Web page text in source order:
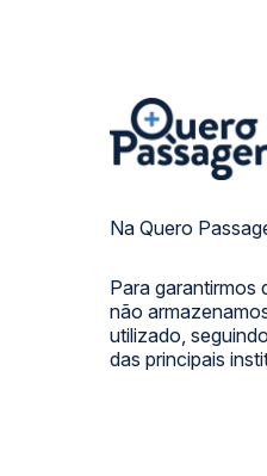
Na Quero
Para garantirmos
não
utilizado,
das principais